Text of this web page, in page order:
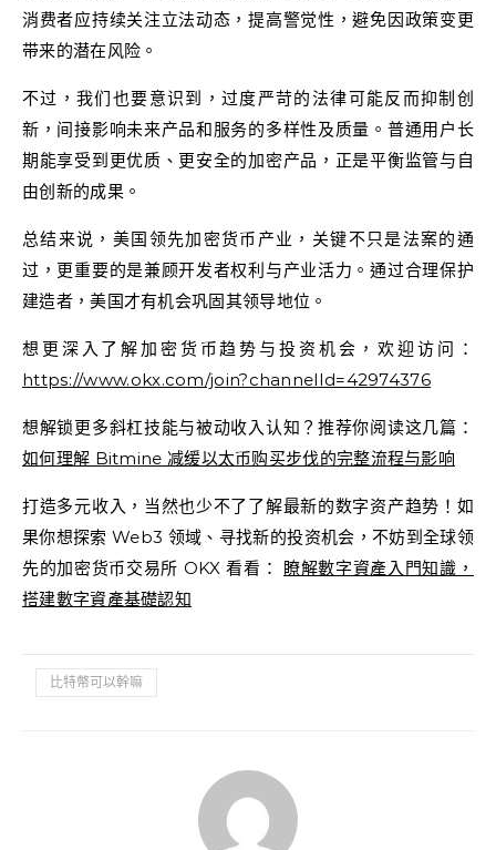
消费者应持续关注立法动态，提高警觉性，避免因政策变更
带来的潜在风险。
不过，我们也要意识到，过度严苛的法律可能反而抑制创
新，间接影响未来产品和服务的多样性及质量。普通用户长
期能享受到更优质、更安全的加密产品，正是平衡监管与自
由创新的成果。
总结来说，美国领先加密货币产业，关键不只是法案的通
过，更重要的是兼顾开发者权利与产业活力。通过合理保护
建造者，美国才有机会巩固其领导地位。
想更深入了解加密货币趋势与投资机会，欢迎访问：
https://www.okx.com/join?channelId=42974376
想解锁更多斜杠技能与被动收入认知？推荐你阅读这几篇：
如何理解 Bitmine 减缓以太币购买步伐的完整流程与影响
打造多元收入，当然也少不了了解最新的数字资产趋势！如
果你想探索 Web3 领域、寻找新的投资机会，不妨到全球领
先的加密货币交易所 OKX 看看： 瞭解數字資產入門知識，
搭建數字資產基礎認知
比特幣可以幹嘛